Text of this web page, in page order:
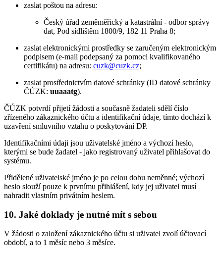
zaslat poštou na adresu:
Český úřad zeměměřický a katastrální - odbor správy
dat, Pod sídlištěm 1800/9, 182 11 Praha 8;
zaslat elektronickými prostředky se zaručeným elektronickým
podpisem (e-mail podepsaný za pomoci kvalifikovaného
certifikátu) na adresu: cuzk@cuzk.cz;
zaslat prostřednictvím datové schránky (ID datové schránky
ČÚZK: uuaaatg).
ČÚZK potvrdí přijetí žádosti a současně žadateli sdělí číslo
zřízeného zákaznického účtu a identifikační údaje, tímto dochází k
uzavření smluvního vztahu o poskytování DP.
Identifikačními údaji jsou uživatelské jméno a výchozí heslo,
kterými se bude žadatel - jako registrovaný uživatel přihlašovat do
systému.
Přidělené uživatelské jméno je po celou dobu neměnné; výchozí
heslo slouží pouze k prvnímu přihlášení, kdy jej uživatel musí
nahradit vlastním privátním heslem.
10. Jaké doklady je nutné mít s sebou
V žádosti o založení zákaznického účtu si uživatel zvolí účtovací
období, a to 1 měsíc nebo 3 měsíce.